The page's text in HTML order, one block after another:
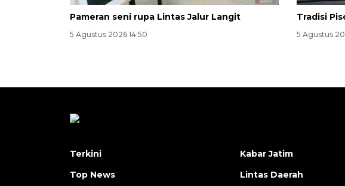
Pameran seni rupa Lintas Jalur Langit
5 Agustus 2026 14:50
Tradisi
5 Agustus
Terkini
Top News
Kabar Jatim
Lintas Daerah